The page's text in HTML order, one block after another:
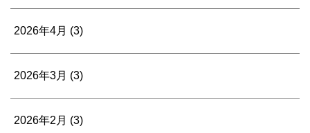
2026年4月 (3)
2026年3月 (3)
2026年2月 (3)